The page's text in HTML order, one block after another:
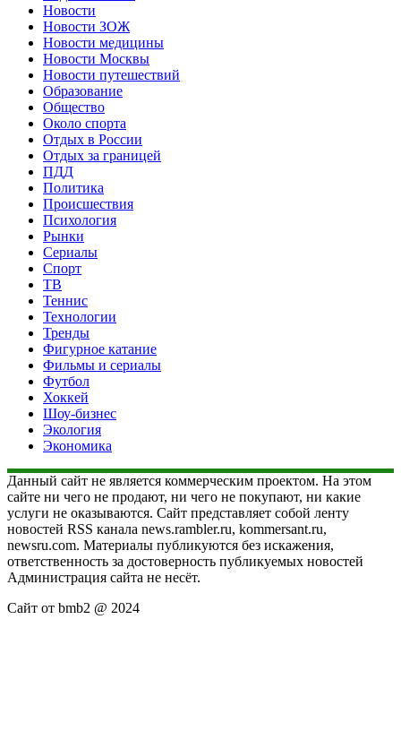
Новости
Новости ЗОЖ
Новости медицины
Новости Москвы
Новости путешествий
Образование
Общество
Около спорта
Отдых в России
Отдых за границей
ПДД
Политика
Происшествия
Психология
Рынки
Сериалы
Спорт
ТВ
Теннис
Технологии
Тренды
Фигурное катание
Фильмы и сериалы
Футбол
Хоккей
Шоу-бизнес
Экология
Экономика
Данный сайт не является коммерческим проектом. На этом
сайте ни чего не продают, ни чего не покупают, ни какие
услуги не оказываются. Сайт представляет собой ленту
новостей RSS канала news.rambler.ru, kommersant.ru,
newsru.com. Материалы публикуются без искажения,
ответственность за достоверность публикуемых новостей
Администрация сайта не несёт.
Сайт от bmb2 @ 2024